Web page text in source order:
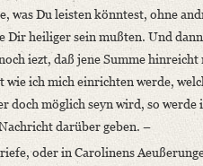
was Du leisten könntest, ohne
Dir heiliger sein mußten. Und
iezt, daß jene Summe hinreicht
ich mich einrichten werde,
doch möglich seyn wird, so werde
darüber geben. –
oder in Carolinens